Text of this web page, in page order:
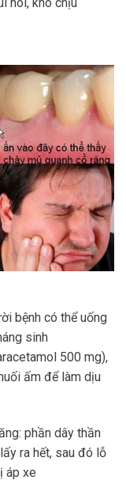
bệnh có thể uống
sinh
500 mg),
ấm để làm dịu
phần dây thần
ra hết, sau đó lỗ
áp xe